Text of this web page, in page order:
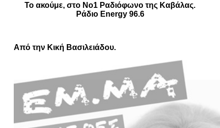
Το ακούμε, στο Νο1 Ραδιόφωνο της Καβάλας.
Ράδιο Energy 96.6
Από την Κική Βασιλειάδου.